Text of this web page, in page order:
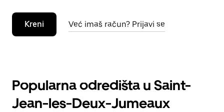
Kreni Već imaš račun? Prijavi se
Popularna odredišta u Saint-
Jean-les-Deux-Jumeaux